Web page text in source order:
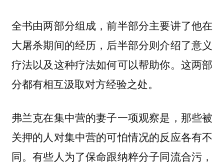
全书由两部分组成，前半部分主要讲了他在
大屠杀期间的经历，后半部分则介绍了意义
疗法以及这种疗法如何可以帮助你。这两部
分都有相互汲取对方经验之处。
弗兰克在集中营的妻子一项观察是，那些被
关押的人对集中营的可怕情况的反应各有不
同。有些人为了保命跟纳粹分子同流合污，